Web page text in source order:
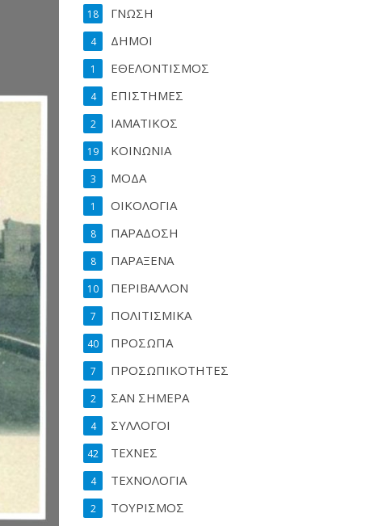
ΓΝΩΣΗ
18
ΔΗΜΟΙ
4
ΕΘΕΛΟΝΤΙΣΜΟΣ
1
ΕΠΙΣΤΗΜΕΣ
4
ΙΑΜΑΤΙΚΟΣ
2
ΚΟΙΝΩΝΙΑ
19
ΜΟΔΑ
3
ΟΙΚΟΛΟΓΙΑ
1
ΠΑΡΑΔΟΣΗ
8
ΠΑΡΑΞΕΝΑ
8
ΠΕΡΙΒΑΛΛΟΝ
10
ΠΟΛΙΤΙΣΜΙΚΑ
7
ΠΡΟΣΩΠΑ
40
ΠΡΟΣΩΠΙΚΟΤΗΤΕΣ
7
ΣΑΝ ΣΗΜΕΡΑ
2
ΣΥΛΛΟΓΟΙ
4
ΤΕΧΝΕΣ
42
ΤΕΧΝΟΛΟΓΙΑ
4
ΤΟΥΡΙΣΜΟΣ
2